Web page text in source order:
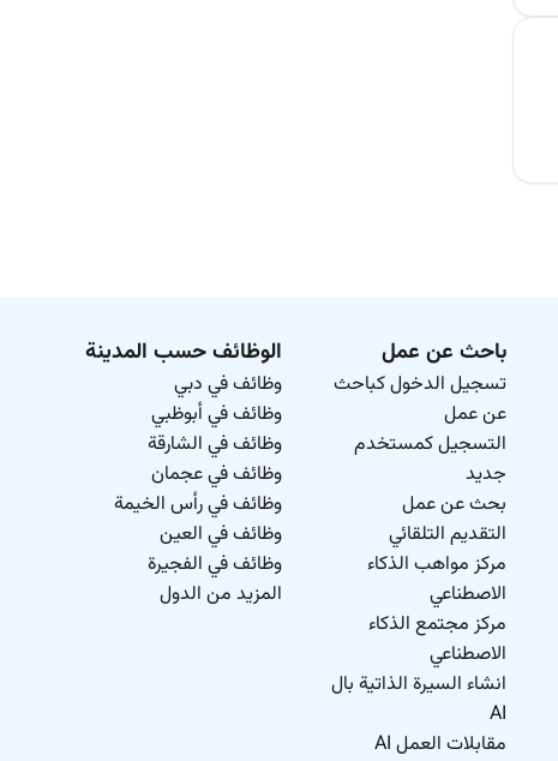
باحث عن عمل
تسجيل الدخول كباحث
عن عمل
التسجيل كمستخدم
جديد
بحث عن عمل
التقديم التلقائي
مركز مواهب الذكاء
الاصطناعي
مركز مجتمع الذكاء
الاصطناعي
انشاء السيرة الذاتية بال
AI
مقابلات العمل AI
الوظائف حسب المدينة
وظائف في دبي
وظائف في أبوظبي
وظائف في الشارقة
وظائف في عجمان
وظائف في رأس الخيمة
وظائف في العين
وظائف في الفجيرة
المزيد من الدول